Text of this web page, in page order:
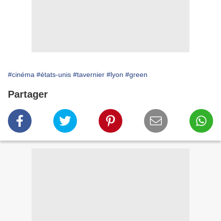
#cinéma #états-unis #tavernier #lyon #green
Partager